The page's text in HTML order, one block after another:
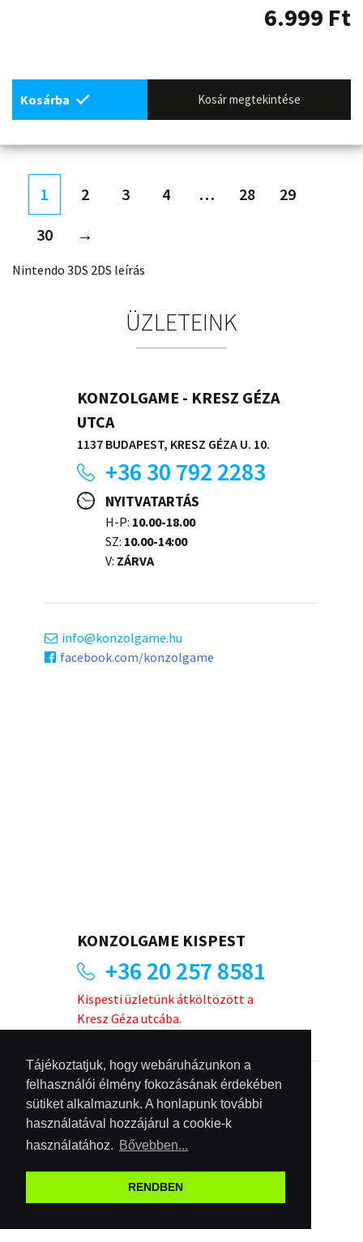
Tájékoztatjuk, hogy webáruházunkon a
felhasználói élmény fokozásának érdekében
sütiket alkalmazunk. A honlapunk további
használatával hozzájárul a cookie-k
használatához. Bővebben...
RENDBEN
6.999 Ft
Kosárba Kosár megtekintése
1 2 3 4 … 28
29
30
→
Nintendo 3DS 2DS leírás
ÜZLETEINK
KONZOLGAME - KRESZ GÉZA
UTCA
1137 BUDAPEST, KRESZ GÉZA U. 10.
+36 30 792 2283
NYITVATARTÁS
H-P: 10.00-18.00
SZ: 10.00-14:00
V: ZÁRVA
info
konzolgame.hu
facebook.com/konzolgame
KONZOLGAME KISPEST
+36 20 257 8581
Kispesti üzletünk átköltözött a
Kresz Géza utcába.
info
konzolgame.hu
facebook.com/konzolgame